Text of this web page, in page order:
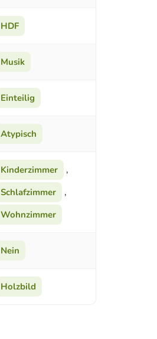
HDF
Musik
Einteilig
Atypisch
Kinderzimmer
,
Schlafzimmer
,
Wohnzimmer
Nein
Holzbild